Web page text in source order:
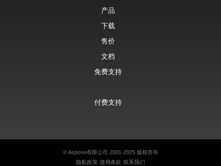
产品
下载
售价
文档
免费支持
付费支持
©Aspose有限公司 2001-2025 版权所有
隐私政策 使用条款 联系我们